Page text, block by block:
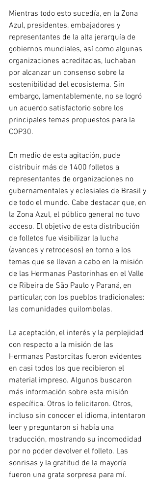
Mientras todo esto sucedía, en la Zona
Azul, presidentes, embajadores y
representantes de la alta jerarquía de
gobiernos mundiales, así como algunas
organizaciones acreditadas, luchaban
por alcanzar un consenso sobre la
sostenibilidad del ecosistema. Sin
embargo, lamentablemente, no se logró
un acuerdo satisfactorio sobre los
principales temas propuestos para la
COP30.
En medio de esta agitación, pude
distribuir más de 1400 folletos a
representantes de organizaciones no
gubernamentales y eclesiales de Brasil y
de todo el mundo. Cabe destacar que, en
la Zona Azul, el público general no tuvo
acceso. El objetivo de esta distribución
de folletos fue visibilizar la lucha
(avances y retrocesos) en torno a los
temas que se llevan a cabo en la misión
de las Hermanas Pastorinhas en el Valle
de Ribeira de São Paulo y Paraná, en
particular, con los pueblos tradicionales:
las comunidades quilombolas.
La aceptación, el interés y la perplejidad
con respecto a la misión de las
Hermanas Pastorcitas fueron evidentes
en casi todos los que recibieron el
material impreso. Algunos buscaron
más información sobre esta misión
específica. Otros lo felicitaron. Otros,
incluso sin conocer el idioma, intentaron
leer y preguntaron si había una
traducción, mostrando su incomodidad
por no poder devolver el folleto. Las
sonrisas y la gratitud de la mayoría
fueron una grata sorpresa para mí.